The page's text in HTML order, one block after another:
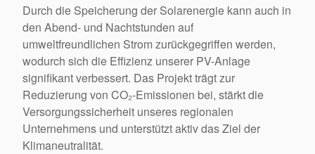
Durch die Speicherung der Solarenergie kann auch in
den Abend- und Nachtstunden auf
umweltfreundlichen Strom zurückgegriffen werden,
wodurch sich die Effizienz unserer PV-Anlage
signifikant verbessert. Das Projekt trägt zur
Reduzierung von CO₂-Emissionen bei, stärkt die
Versorgungssicherheit unseres regionalen
Unternehmens und unterstützt aktiv das Ziel der
Klimaneutralität.